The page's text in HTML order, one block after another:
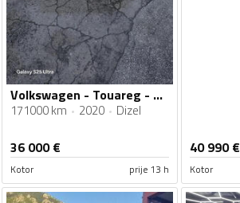
Volkswagen - Touareg - 3.0
171000 km 2020 Dizel
36 000€
Kotor prije 13 h
40 990€
Kotor